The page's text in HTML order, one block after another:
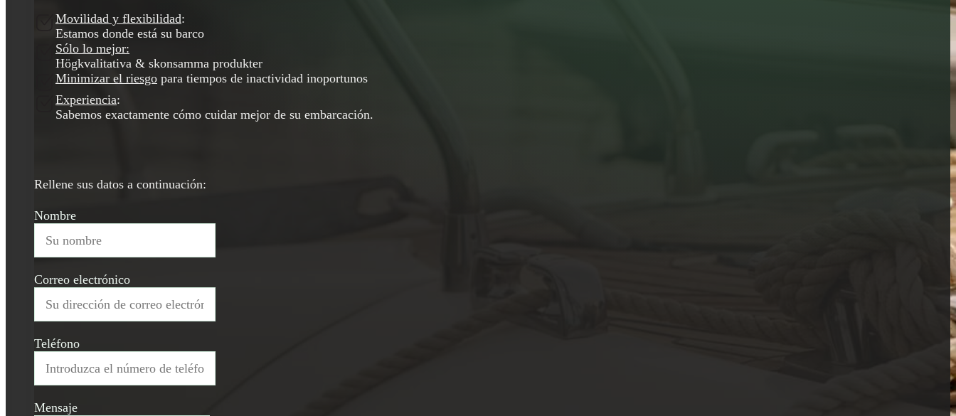
Movilidad y flexibilidad:
Estamos donde está su barco
Sólo lo mejor:
Högkvalitativa & skonsamma produkter
Minimizar el riesgo para tiempos de inactividad inoportunos
Experiencia:
Sabemos exactamente cómo cuidar mejor de su embarcación.
Rellene sus datos a continuación:
Nombre
Correo electrónico
Teléfono
Mensaje